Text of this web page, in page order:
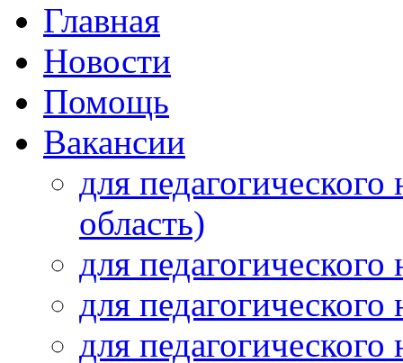
Главная
Новости
Помощь
Вакансии
для
область)
для
для
для